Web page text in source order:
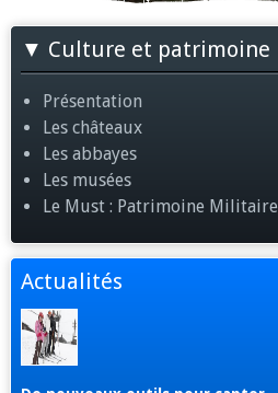
Culture et patrimoine
Présentation
Les châteaux
Les abbayes
Les musées
Le Must : Patrimoine Militaire
Actualités